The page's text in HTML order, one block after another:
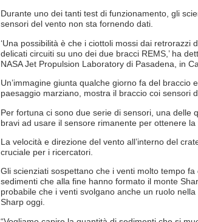
Durante uno dei tanti test di funzionamento, gli
sensori del vento non sta fornendo dati.
‘Una possibilità è che i ciottoli mossi dai retrorazzi
delicati circuiti su uno dei due bracci REMS,’ ha
NASA Jet Propulsion Laboratory di Pasadena, in
Un’immagine giunta qualche giorno fa del braccio
paesaggio marziano, mostra il braccio coi sensori
Per fortuna ci sono due serie di sensori, una delle
bravi ad usare il sensore rimanente per ottenere
La velocità e direzione del vento all’interno del
cruciale per i ricercatori.
Gli scienziati sospettano che i venti molto tempo
sedimenti che alla fine hanno formato il monte
probabile che i venti svolgano anche un ruolo
Sharp oggi.